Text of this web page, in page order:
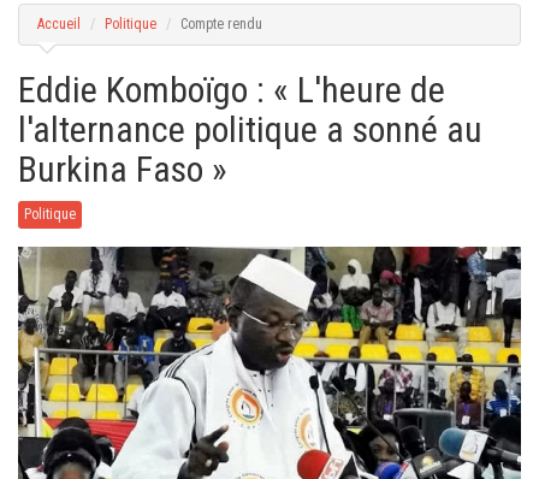
t
n
Accueil Politique Compte rendu
Eddie Komboïgo : « L'heure de
l'alternance politique a sonné au
Burkina Faso »
Politique